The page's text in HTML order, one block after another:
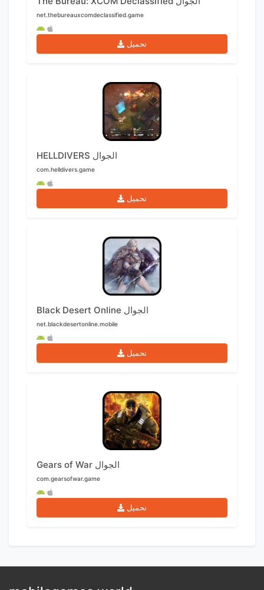
net.thebureauxcomdeclassified.game
تحميل
HELLDIVERS الجوال
com.helldivers.game
تحميل
Black Desert Online الجوال
net.blackdesertonline.mobile
تحميل
Gears of War الجوال
com.gearsofwar.game
تحميل